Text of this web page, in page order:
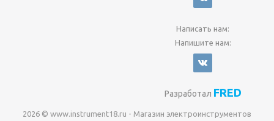
Написать нам:
Напишите нам:
Разработал FRED
2026 © www.instrument18.ru - Магазин электроинструментов